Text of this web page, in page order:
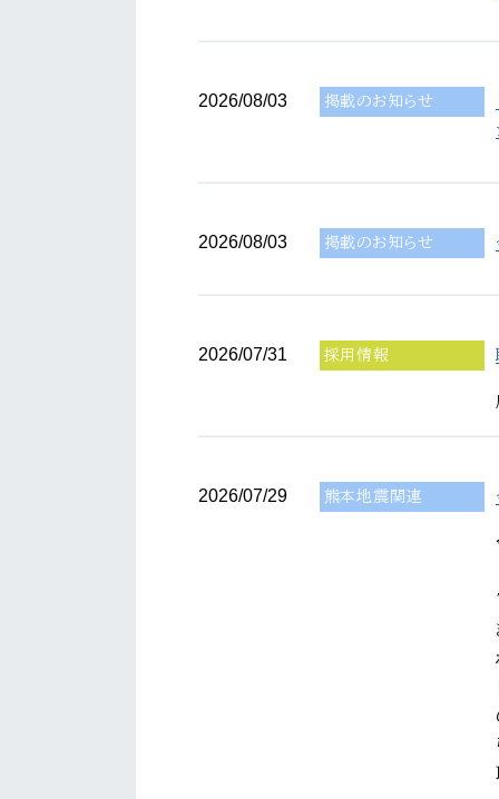
2026/08/03 掲載のお知らせ
2026/08/03 掲載のお知らせ
2026/07/31 採用情報
2026/07/29 熊本地震関連